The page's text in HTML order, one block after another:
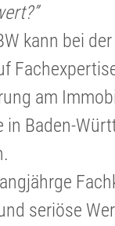
kann bei
am
in Baden-
seriöse